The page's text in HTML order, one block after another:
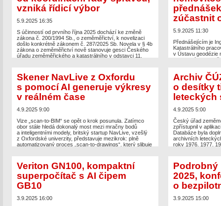
The postMapy v digitální době. Kartografové se sjeli do
Brna, 26. kartografická konference
Zeměměřič.
The postŽilina
geodetické dni –
vzniká řídicí výbor
5.9.2025 16:35
S účinností od prvního října 2025 dochází ke změně
zákona č. 200/1994 Sb., o zeměměřictví, k novelizaci
došlo konkrétně zákonem č. 287/2025 Sb. Novela v § 4b
zákona o zeměměřictví nově stanovuje gesci Českého
úřadu zeměměřického a katastrálního v odstavci 11,
digitálních technických map krajů.” Za této situace již
není […]
The post ČÚZK přebírá koordinaci DTM od koordinační
rady správců, vzniká řídicí výbor
zúčastnit
5.9.2025 11:30
Přednášejícím je
Katastrálního
v Ústavu geodézie
Témata
a jejich druhy
Ukázky druhů
The post
přednášek,
first onZeměměřič
Skener NavLive z Oxfordu
s pomocí AI generuje výkresy
v reálném čase
4.9.2025 9:00
Vize „scan-to-BIM“ se opět o krok posunula. Zatímco
obor stále hledá dokonalý most mezi mračny bodů
a inteligentními modely, britský startup NavLive, vzešlý
z Oxfordské univerzity, představuje mezikrok: plně
automatizovaný proces „scan-to-drawings“, který slibuje
propojení jednotlivých prvků. Konvergence LiDARu,
pokročilých SLAM algoritmů a zejména umělé inteligence
[…]
The postSkener NavLive z Oxfordu s pomocí AI
Zeměměřič.
Archiv
o desítky
leteckých
4.9.2025 5:00
Český úřad
zpřístupnil v
Databáze byla
archivních
roky 1976, 1977,
i laickou veřejnost.
The post
Archiv
historických
Zeměměřič.
Veriton GN100, kompaktní
superpočítač s AI čipem
GB10
3.9.2025 16:00
Podrobný
2025,
o
3.9.2025 15:00